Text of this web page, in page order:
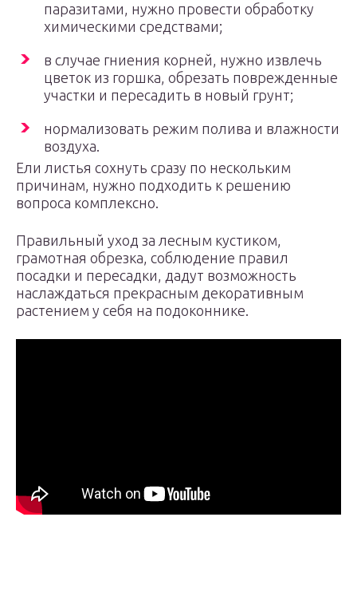
паразитами, нужно провести обработку
химическими средствами;
в случае гниения корней, нужно извлечь
цветок из горшка, обрезать поврежденные
участки и пересадить в новый грунт;
нормализовать режим полива и влажности
воздуха.
Ели листья сохнуть сразу по нескольким
причинам, нужно подходить к решению
вопроса комплексно.
Правильный уход за лесным кустиком,
грамотная обрезка, соблюдение правил
посадки и пересадки, дадут возможность
наслаждаться прекрасным декоративным
растением у себя на подоконнике.